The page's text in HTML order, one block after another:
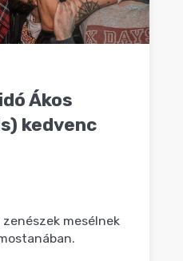
Ákos
kedvenc
mesélnek